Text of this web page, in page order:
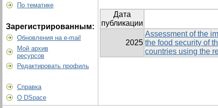
По тематике
Зарегистрированным:
Обновления на e-mail
Мой архив
ресурсов
Редактировать профиль
Справка
О DSpace
Дата
публикации
2025
Assessment of the
the food security of
countries using the